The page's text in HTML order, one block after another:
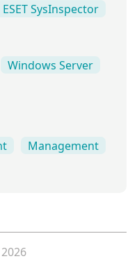
ESET SysInspector
Windows Server
Management